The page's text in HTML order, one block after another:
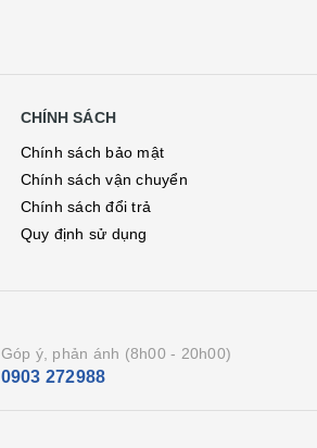
CHÍNH SÁCH
Chính sách bảo mật
Chính sách vận chuyển
Chính sách đổi trả
Quy định sử dụng
Góp ý, phản ánh (8h00 - 20h00)
0903 272988